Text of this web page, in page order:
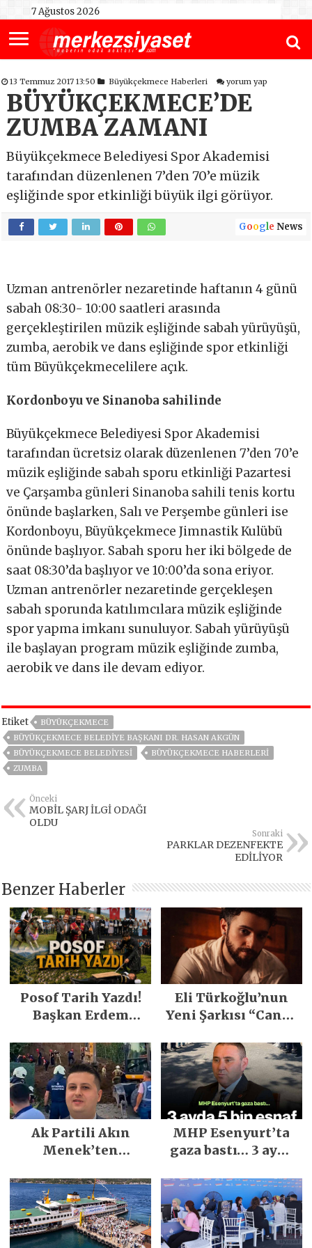
7 Ağustos 2026
13 Temmuz 2017 13:50 Büyükçekmece Haberleri yorum yap
BÜYÜKÇEKMECE’DE
ZUMBA ZAMANI
Büyükçekmece Belediyesi Spor Akademisi
tarafından düzenlenen 7’den 70’e müzik
eşliğinde spor etkinliği büyük ilgi görüyor.
Google News
Uzman antrenörler nezaretinde haftanın 4 günü
sabah 08:30- 10:00 saatleri arasında
gerçekleştirilen müzik eşliğinde sabah yürüyüşü,
zumba, aerobik ve dans eşliğinde spor etkinliği
tüm Büyükçekmecelilere açık.
Kordonboyu ve Sinanoba sahilinde
Büyükçekmece Belediyesi Spor Akademisi
tarafından ücretsiz olarak düzenlenen 7’den 70’e
müzik eşliğinde sabah sporu etkinliği Pazartesi
ve Çarşamba günleri Sinanoba sahili tenis kortu
önünde başlarken, Salı ve Perşembe günleri ise
Kordonboyu, Büyükçekmece Jimnastik Kulübü
önünde başlıyor. Sabah sporu her iki bölgede de
saat 08:30’da başlıyor ve 10:00’da sona eriyor.
Uzman antrenörler nezaretinde gerçekleşen
sabah sporunda katılımcılara müzik eşliğinde
spor yapma imkanı sunuluyor. Sabah yürüyüşü
ile başlayan program müzik eşliğinde zumba,
aerobik ve dans ile devam ediyor.
Etiket
BÜYÜKÇEKMECE
BÜYÜKÇEKMECE BELEDIYE BAŞKANI DR. HASAN AKGÜN
BÜYÜKÇEKMECE BELEDIYESI
BÜYÜKÇEKMECE HABERLERI
ZUMBA
Önceki
MOBİL ŞARJ İLGİ ODAĞI
OLDU
Sonraki
PARKLAR DEZENFEKTE
EDİLİYOR
Benzer Haberler
Posof Tarih Yazdı!
Başkan Erdem
Emeğiyle Son
Yılların En Büyük
Festivali
Gerçekleşti
Eli Türkoğlu’nun
Yeni Şarkısı “Canın
İlgi Gördü!..
Ak Partili Akın
Menek’ten
heyelan sonrası
kritik uyarı
MHP Esenyurt’ta
gaza bastı… 3 ayda
edildi